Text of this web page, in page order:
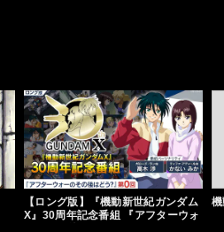
【ロング版】『機動新世紀ガンダム
X』30周年記念番組 『アフターウォ